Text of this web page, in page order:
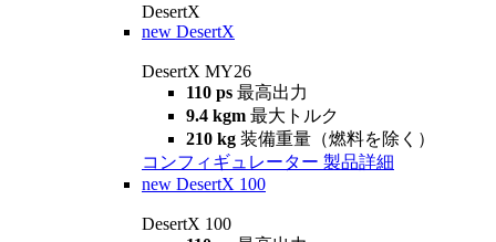
DesertX
new DesertX
DesertX MY26
110 ps 最高出力
9.4 kgm 最大トルク
210 kg 装備重量（燃料を除く）
コンフィギュレーター 製品詳細
new DesertX 100
DesertX 100